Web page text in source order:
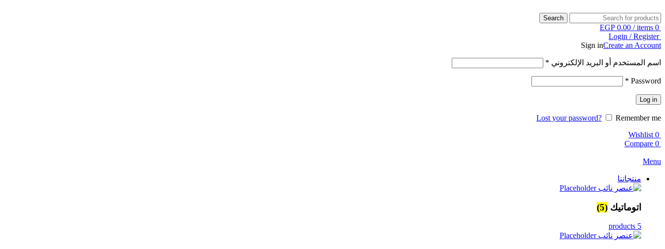
Search
0
items
/
EGP 0.00
Login / Register
Sign inCreate an Account
اسم المستخدم أو البريد الإلكتروني *
Password
*
Log in
Lost your password?
Remember me
0
Wishlist
0
Compare
Menu
منتجاتنا
اتوماتيك (5)
5 products